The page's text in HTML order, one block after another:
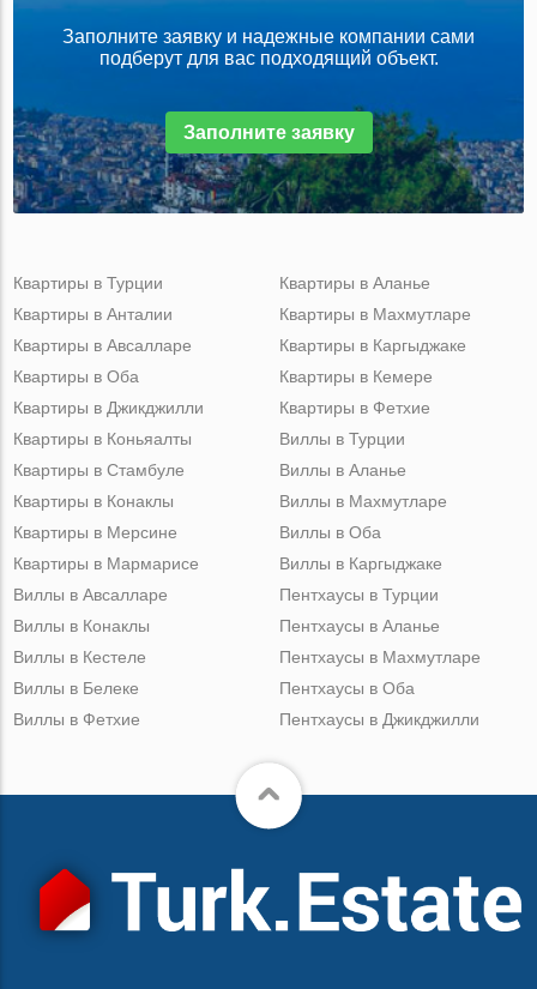
Заполните заявку и надежные компании сами
подберут для вас подходящий объект.
Заполните заявку
Квартиры в Турции
Квартиры в Анталии
Квартиры в Авсалларе
Квартиры в Оба
Квартиры в Джикджилли
Квартиры в Аланье
Квартиры в Махмутларе
Квартиры в Каргыджаке
Квартиры в Кемере
Квартиры в Фетхие
Квартиры в Коньяалты
Квартиры в Стамбуле
Квартиры в Конаклы
Квартиры в Мерсине
Квартиры в Мармарисе
Виллы в Турции
Виллы в Аланье
Виллы в Махмутларе
Виллы в Оба
Виллы в Каргыджаке
Виллы в Авсалларе
Виллы в Конаклы
Виллы в Кестеле
Виллы в Белеке
Виллы в Фетхие
Пентхаусы в Турции
Пентхаусы в Аланье
Пентхаусы в Махмутларе
Пентхаусы в Оба
Пентхаусы в Джикджилли